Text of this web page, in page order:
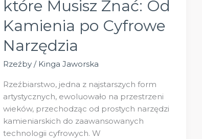
które Musisz Znać: Od
Kamienia po Cyfrowe
Narzędzia
Rzeźby / Kinga Jaworska
Rzeźbiarstwo, jedna z najstarszych form
artystycznych, ewoluowało na przestrzeni
wieków, przechodząc od prostych narzędzi
kamieniarskich do zaawansowanych
technologii cyfrowych. W